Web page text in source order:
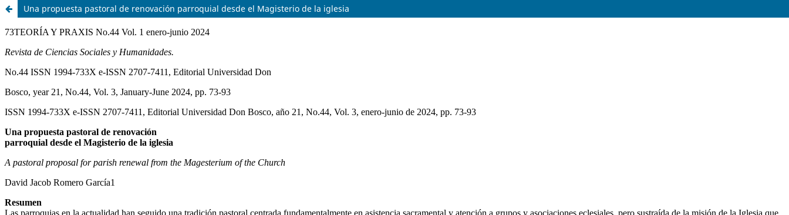
Una propuesta pastoral de renovación parroquial desde el Magisterio de la iglesia